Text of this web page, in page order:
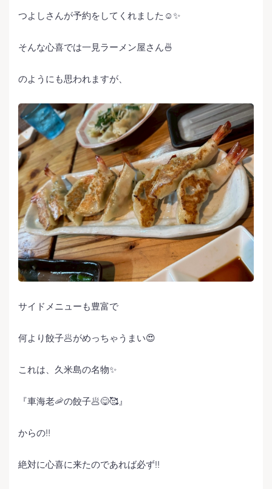
つよしさんが予約をしてくれました☺️✨
そんな心喜では一見ラーメン屋さん🍜
のようにも思われますが、
サイドメニューも豊富で
何より餃子🥟がめっちゃうまい😍
これは、久米島の名物✨
『車海老🦐の餃子🥟😋🥰』
からの‼️
絶対に心喜に来たのであれば必ず‼️